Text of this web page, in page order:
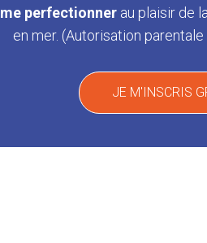
me perfectionner au plaisir de
en mer. (Autorisation
JE M'INSCRIS